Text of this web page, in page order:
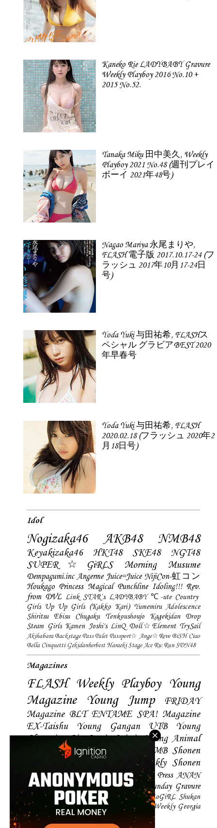
Kaneko Rie LADYBABY Gravure
Weekly Playboy 2016 No.10 +
2015 No.52.
Tanaka Miku 田中美久, Weekly
Playboy 2021 No.48 (週刊プレイ
ボーイ 2021年48号)
Nagao Mariya 永尾まりや,
FLASH 電子版 2017.10.17-24 (フ
ラッシュ 2017年10月17-24日
号)
Yoda Yuki 与田祐希, FLASHス
ペシャル グラビアBEST 2020
年早春号
Yoda Yuki 与田祐希, FLASH
2020.02.18 (フラッシュ 2020年2
月18日号)
Idol
Nogizaka46 AKB48 NMB48
Keyakizaka46 HKT48 SKE48
NGT48
SUPER☆GiRLS
Morning Musume
Dempagumi.inc Angerme Juice=Juice NijiCon-虹コン
Houkago Princess Magical Punchline Idoling!!! Rev.
from DVL Link STAR`s LADYBABY ℃-ute Country
Girls Up Up Girls (Kakko Kari) Yumemiru Adolescence
Shiritsu Ebisu Chugaku
Tenkoushoujo Kagekidan
Drop
Steam Girls Kamen Joshi's LinQ Doll☆Element TrySail
Akihabara Backstage Pass Palet Passport☆ Ange☆Reve BiSH Ciao
Bella Cinquetti Gekidanherbest Haraeki Stage Ace Ru:Run SDN48
Magazines
FLASH Weekly Playboy Young
Magazine
Young Jump
FRIDAY
Magazine BLT ENTAME SPA! Magazine
EX-Taishu
Young Gangan UTB
Young
Champion Big Comic Spirtis Young Animal
Shonen Magazine BUBKA BOMB Shonen
Champion
Weekly Shonen
Sunday Photobooks BRODY Hustle Press ANAN
Magazine SMART Magazine Young Sunday Gravure
The Television
CD&DL My Girl Daily LoGiRL Shukan
Taishu
Girls! Magazine Soccer Game King Weekly Georgia
Sunday Magazine Mery Magazine